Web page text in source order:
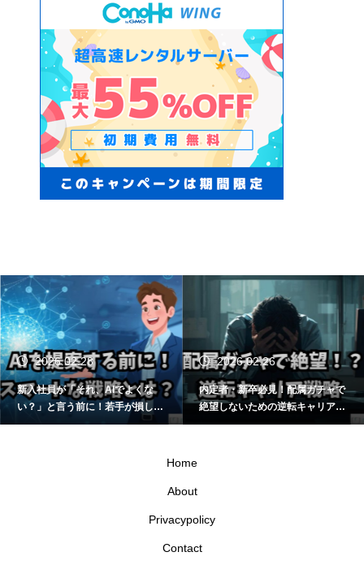
2026.02.28
新入社員が「それ、AIでよくな
い？」と言う前に！若手が損しな
いスマートな立ち回り方
2026.02.26
内定者・新卒必見！配属ガチャで
絶望しないための逆転キャリア戦
略
Home
About
Privacypolicy
Contact